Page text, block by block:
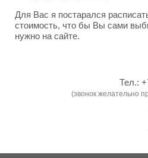
Для Вас я постарался
стоимость, что бы Вы сами
нужно на сайте.
Тел.:
(звонок желательно